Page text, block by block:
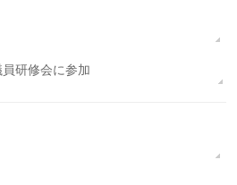
研修会に参加